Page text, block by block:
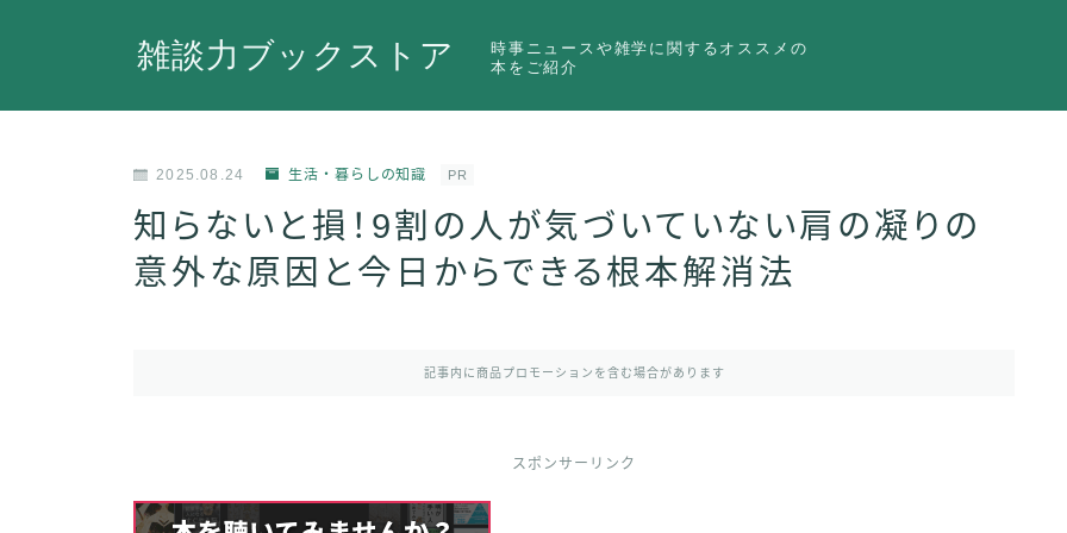
雑談力ブックストア
時事ニュースや雑学に関するオススメの
本をご紹介
2025.08.24 生活・暮らしの知識 PR
知らないと損！9割の人が気づいていない肩の凝りの
意外な原因と今日からできる根本解消法
記事内に商品プロモーションを含む場合があります
スポンサーリンク